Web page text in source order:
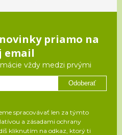
priamo na
email
vždy medzi prvými
Odoberať
spracovávať len za týmto
a zásadami ochrany
kliknutím na odkaz, ktorý ti